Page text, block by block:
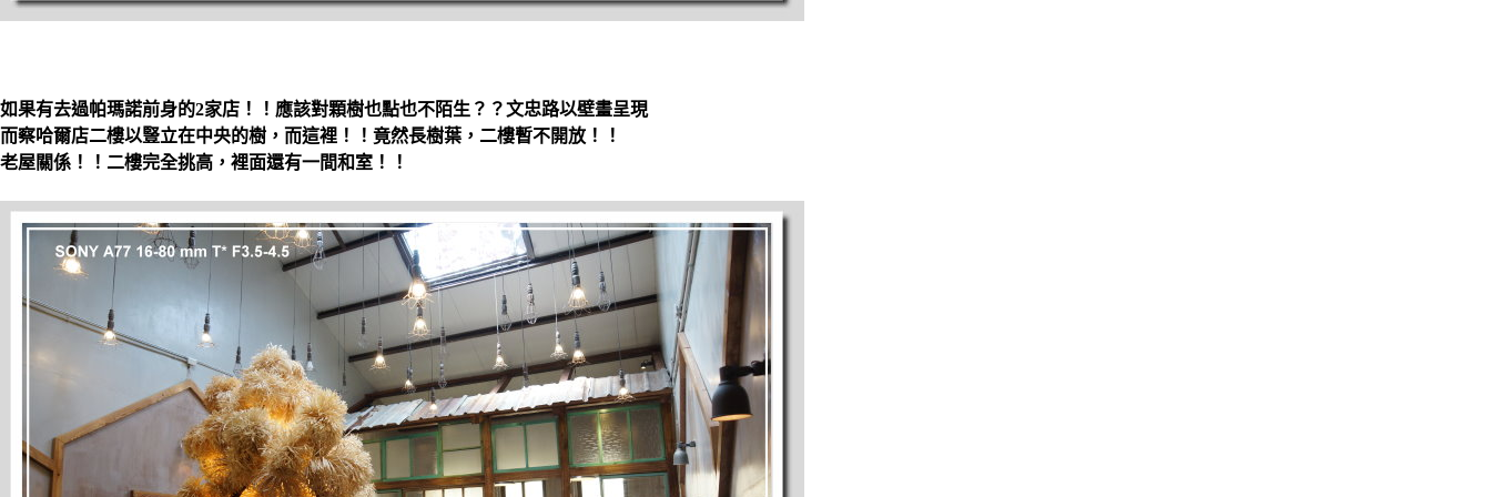
如果有去過帕瑪諾前身的2家店！！應該對顆樹也點也不陌生？？文忠路以壁畫呈現
而察哈爾店二樓以豎立在中央的樹，而這裡！！竟然長樹葉，二樓暫不開放！！
老屋關係！！二樓完全挑高，裡面還有一間和室！！